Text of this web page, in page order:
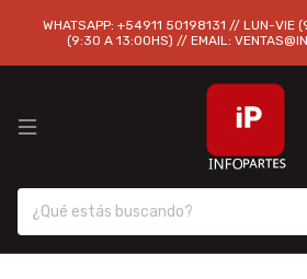
WHATSAPP: +54911 50198131 // LUN-VIE
(9:30 A 13:00HS) // EMAIL: